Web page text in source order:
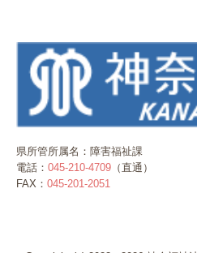
県所管所属名：障害福祉課
電話： 045-210-4709 （直通）
FAX： 045-201-2051